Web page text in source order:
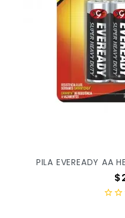
PILA EVEREADY AA